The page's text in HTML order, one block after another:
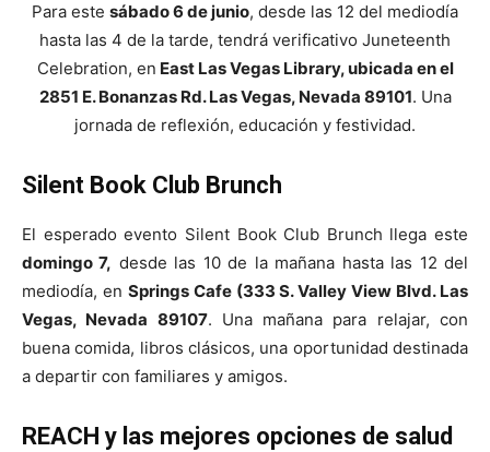
Para este sábado 6 de junio, desde las 12 del mediodía
hasta las 4 de la tarde, tendrá verificativo Juneteenth
Celebration, en East Las Vegas Library, ubicada en el
2851 E. Bonanzas Rd. Las Vegas, Nevada 89101. Una
jornada de reflexión, educación y festividad.
Silent Book Club Brunch
El esperado evento Silent Book Club Brunch llega este
domingo 7, desde las 10 de la mañana hasta las 12 del
mediodía, en Springs Cafe (333 S. Valley View Blvd. Las
Vegas, Nevada 89107. Una mañana para relajar, con
buena comida, libros clásicos, una oportunidad destinada
a departir con familiares y amigos.
REACH y las mejores opciones de salud